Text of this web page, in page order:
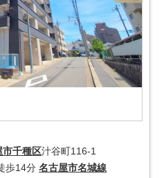
市千種区汁谷町116-1
歩14分 名古屋市名城線